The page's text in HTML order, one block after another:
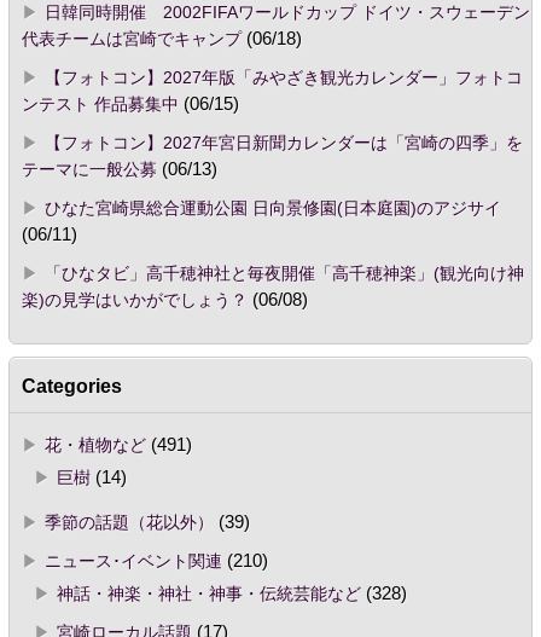
日韓同時開催 2002FIFAワールドカップ ドイツ・スウェーデン
代表チームは宮崎でキャンプ(06/18)
【フォトコン】2027年版「みやざき観光カレンダー」フォトコ
ンテスト 作品募集中 (06/15)
【フォトコン】2027年宮日新聞カレンダーは「宮崎の四季」を
テーマに一般公募 (06/13)
ひなた宮崎県総合運動公園 日向景修園(日本庭園)のアジサイ
(06/11)
「ひなタビ」高千穂神社と毎夜開催「高千穂神楽」(観光向け神
楽)の見学はいかがでしょう？ (06/08)
Categories
花・植物など(491)
巨樹(14)
季節の話題（花以外）
(39)
ニュース･イベント関連 (210)
神話・神楽・神社・神事・伝統芸能など(328)
宮崎ローカル話題 (17)